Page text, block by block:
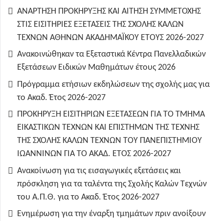
ΑΝΑΡΤΗΣΗ ΠΡΟΚΗΡΥΞΗΣ ΚΑΙ ΑΙΤΗΣΗ ΣΥΜΜΕΤΟΧΗΣ
ΣΤΙΣ ΕΙΣΙΤΗΡΙΕΣ ΕΞΕΤΑΣΕΙΣ ΤΗΣ ΣΧΟΛΗΣ ΚΑΛΩΝ
ΤΕΧΝΩΝ ΑΘΗΝΩΝ ΑΚΑΔΗΜΑΪΚΟΥ ΕΤΟΥΣ 2026-2027
Ανακοινώθηκαν τα Εξεταστικά Κέντρα Πανελλαδικών
Εξετάσεων Ειδικών Μαθημάτων έτους 2026
Πρόγραμμα ετήσιων εκδηλώσεων της σχολής μας για
το Ακαδ. Έτος 2026-2027
ΠΡΟΚΗΡΥΞΗ ΕΙΣΙΤΗΡΙΩΝ ΕΞΕΤΑΣΕΩΝ ΓΙΑ ΤO TMHMA
ΕΙΚΑΣΤΙΚΩΝ ΤΕΧΝΩΝ ΚΑΙ ΕΠΙΣΤΗΜΩΝ ΤΗΣ ΤΕΧΝΗΣ
ΤΗΣ ΣΧΟΛΗΣ ΚΑΛΩΝ ΤΕΧΝΩΝ ΤΟΥ ΠΑΝΕΠΙΣΤΗΜΙΟΥ
ΙΩΑΝΝΙΝΩΝ ΓΙΑ ΤΟ ΑΚΑΔ. ΕΤΟΣ 2026-2027
Ανακοίνωση για τις εισαγωγικές εξετάσεις και
πρόσκληση για τα ταλέντα της Σχολής Καλών Τεχνών
του Α.Π.Θ. για το Ακαδ. Έτος 2026-2027
Ενημέρωση για την έναρξη τμημάτων πριν ανοίξουν